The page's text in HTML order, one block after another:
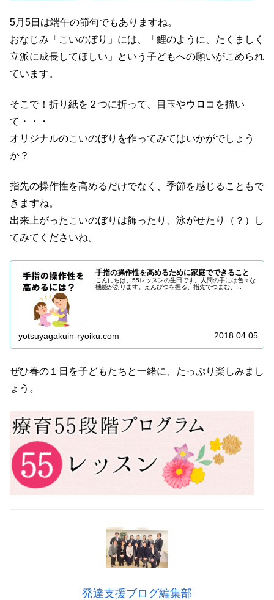
5月5日は端午の節句でもありますね。
おなじみ「こいのぼり」には、「鯉のように、たくましく
立派に成長してほしい」という子どもへの願いがこめられ
ています。
そこで！折り紙を２つに折って、目玉やウロコを描い
て・・・
オリジナルのこいのぼりを作ってみてはいかがでしょう
か？
指先の操作性を高めるだけでなく、季節を感じることもで
きますね。
出来上がったこいのぼりは飾ったり、泳がせたり（？）し
てみてくださいね。
手指の操作性を高めるために家庭でできること
こんにちは、55レッスンの生田です。人間の手には色々な
機能があります。えんぴつを握る、指先でつまむ、...
yotsuyagakuin-ryoiku.com 2018.04.05
ぜひ春の１日を子どもたちと一緒に、たっぷり楽しみまし
ょう。
発達支援ブログ編集部